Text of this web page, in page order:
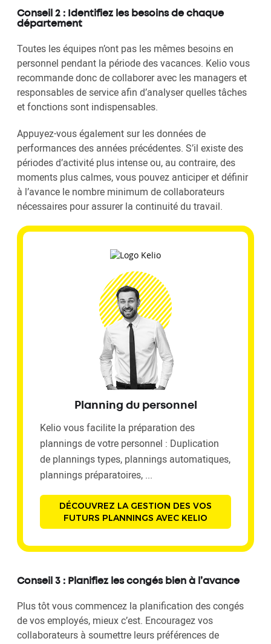
Conseil 2 : Identifiez les besoins de chaque
département
Toutes les équipes n’ont pas les mêmes besoins en
personnel pendant la période des vacances. Kelio vous
recommande donc de collaborer avec les managers et
responsables de service afin d’analyser quelles tâches
et fonctions sont indispensables.
Appuyez-vous également sur les données de
performances des années précédentes. S’il existe des
périodes d’activité plus intense ou, au contraire, des
moments plus calmes, vous pouvez anticiper et définir
à l’avance le nombre minimum de collaborateurs
nécessaires pour assurer la continuité du travail.
Planning du personnel
Kelio vous facilite la préparation des
plannings de votre personnel : Duplication
de plannings types, plannings automatiques,
plannings préparatoires, ...
DÉCOUVREZ LA GESTION DES VOS
FUTURS PLANNINGS AVEC KELIO
Conseil 3 : Planifiez les congés bien à l’avance
Plus tôt vous commencez la planification des congés
de vos employés, mieux c’est. Encouragez vos
collaborateurs à soumettre leurs préférences de